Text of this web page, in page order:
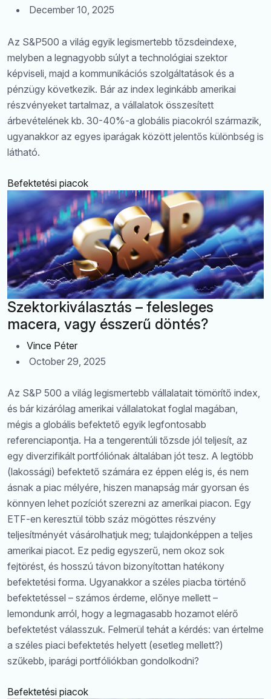
December 10, 2025
Az S&P500 a világ egyik legismertebb tőzsdeindexe,
melyben a legnagyobb súlyt a technológiai szektor
képviseli, majd a kommunikációs szolgáltatások és a
pénzügy következik. Bár az index leginkább amerikai
részvényeket tartalmaz, a vállalatok összesített
árbevételének kb. 30-40%-a globális piacokról származik,
ugyanakkor az egyes iparágak között jelentős különbség is
látható.
Befektetési piacok
Szektorkiválasztás – felesleges
macera, vagy ésszerű döntés?
Vince Péter
October 29, 2025
Az S&P 500 a világ legismertebb vállalatait tömörítő index,
és bár kizárólag amerikai vállalatokat foglal magában,
mégis a globális befektető egyik legfontosabb
referenciapontja. Ha a tengerentúli tőzsde jól teljesít, az
egy diverzifikált portfóliónak általában jót tesz. A legtöbb
(lakossági) befektető számára ez éppen elég is, és nem
ásnak a piac mélyére, hiszen manapság már gyorsan és
könnyen lehet pozíciót szerezni az amerikai piacon. Egy
ETF-en keresztül több száz mögöttes részvény
teljesítményét vásárolhatjuk meg; tulajdonképpen a teljes
amerikai piacot. Ez pedig egyszerű, nem okoz sok
fejtörést, és hosszú távon bizonyítottan hatékony
befektetési forma. Ugyanakkor a széles piacba történő
befektetéssel – számos érdeme, előnye mellett –
lemondunk arról, hogy a legmagasabb hozamot elérő
befektetést válasszuk. Felmerül tehát a kérdés: van értelme
a széles piaci befektetés helyett (esetleg mellett?)
szűkebb, iparági portfóliókban gondolkodni?
Befektetési piacok
Keresés